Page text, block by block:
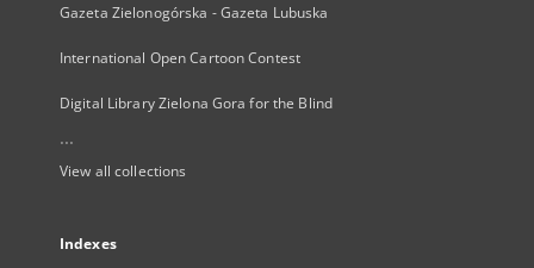
Gazeta Zielonogórska - Gazeta Lubuska
International Open Cartoon Contest
Digital Library Zielona Gora for the Blind
...
View all collections
Indexes